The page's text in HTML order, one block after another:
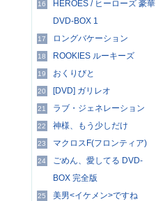
16
HEROES / ヒーローズ 豪華
DVD-BOX 1
17 ロングバケーション
18 ROOKIES ルーキーズ
19 おくりびと
20 [DVD] ガリレオ
21 ラブ・ジェネレーション
22 神様、もう少しだけ
23 マクロスF(フロンティア)
24
ごめん、愛してる DVD-
BOX 完全版
25
美男<イケメン>ですね